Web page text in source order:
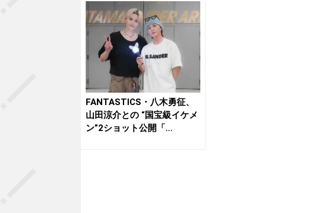
FANTASTICS・八木勇征、
山田涼介との “国宝級イケメ
ン”2ショット公開「...